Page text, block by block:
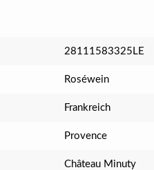
28111583325LE
Roséwein
Frankreich
Provence
Château Minuty